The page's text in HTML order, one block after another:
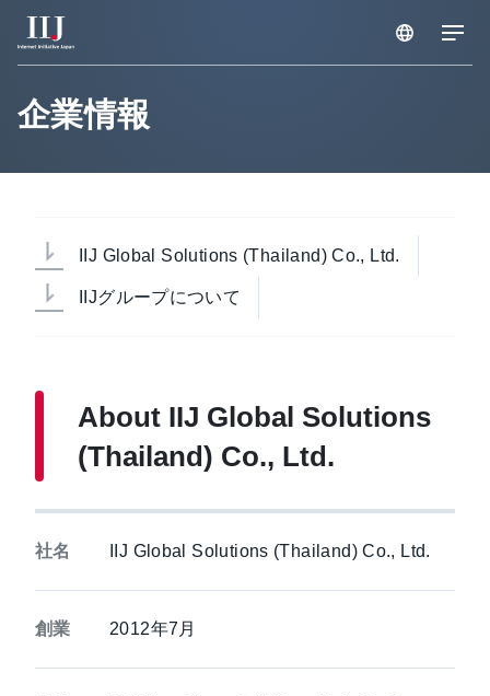
サービス & ソリューション
導入事例
お知らせ
企業情報
IIJ Global Solutions (Thailand) Co., Ltd.
IIJグループについて
About IIJ Global Solutions
(Thailand) Co., Ltd.
社名 IIJ Global Solutions (Thailand) Co., Ltd.
創業 2012年7月